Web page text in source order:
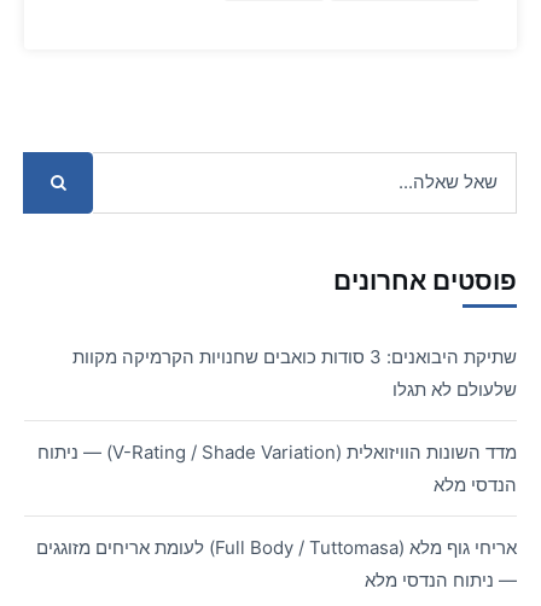
פוסטים אחרונים
שתיקת היבואנים: 3 סודות כואבים שחנויות הקרמיקה מקוות
שלעולם לא תגלו
מדד השונות הוויזואלית (V-Rating / Shade Variation) — ניתוח
הנדסי מלא
אריחי גוף מלא (Full Body / Tuttomasa) לעומת אריחים מזוגגים
— ניתוח הנדסי מלא